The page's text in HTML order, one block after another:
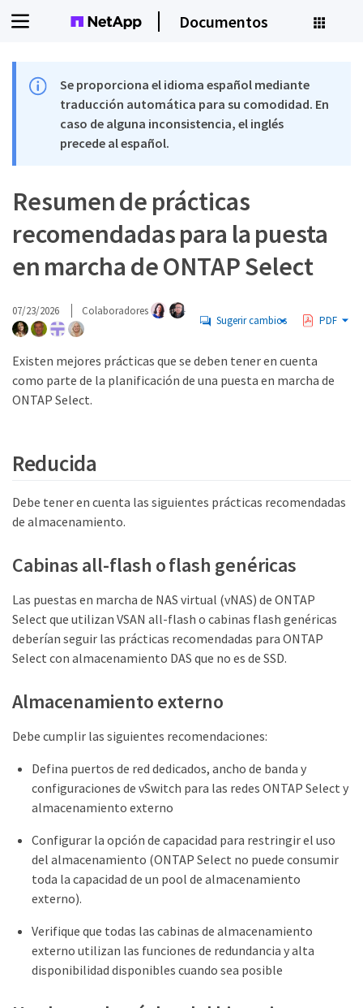
Documentos
Se proporciona el idioma español mediante
traducción automática para su comodidad. En
caso de alguna inconsistencia, el inglés
precede al español.
Resumen de prácticas
recomendadas para la puesta
en marcha de ONTAP Select
07/23/2026 Colaboradores
Sugerir cambios PDF
Existen mejores prácticas que se deben tener en cuenta
como parte de la planificación de una puesta en marcha de
ONTAP Select.
Reducida
Debe tener en cuenta las siguientes prácticas recomendadas
de almacenamiento.
Cabinas all-flash o flash genéricas
Las puestas en marcha de NAS virtual (vNAS) de ONTAP
Select que utilizan VSAN all-flash o cabinas flash genéricas
deberían seguir las prácticas recomendadas para ONTAP
Select con almacenamiento DAS que no es de SSD.
Almacenamiento externo
Debe cumplir las siguientes recomendaciones:
Defina puertos de red dedicados, ancho de banda y
configuraciones de vSwitch para las redes ONTAP Select y
almacenamiento externo
Configurar la opción de capacidad para restringir el uso
del almacenamiento (ONTAP Select no puede consumir
toda la capacidad de un pool de almacenamiento
externo).
Verifique que todas las cabinas de almacenamiento
externo utilizan las funciones de redundancia y alta
disponibilidad disponibles cuando sea posible